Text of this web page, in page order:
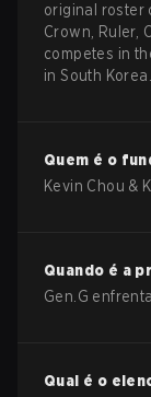
original roster
Crown, Ruler,
competes in
in South Korea.
Quem é o
Kevin Chou &
Quando é a
Gen.G
Qual é o